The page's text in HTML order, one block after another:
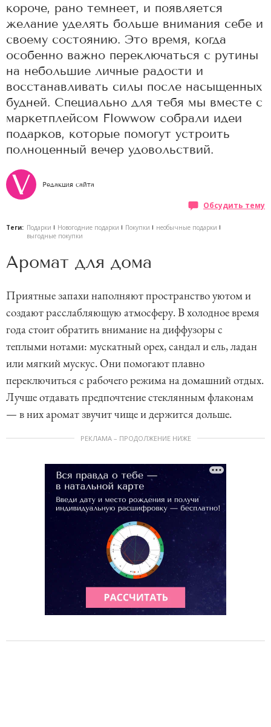
короче, рано темнеет, и появляется
желание уделять больше внимания себе и
своему состоянию. Это время, когда
особенно важно переключаться с рутины
на небольшие личные радости и
восстанавливать силы после насыщенных
будней. Специально для тебя мы вместе с
маркетплейсом Flowwow собрали идеи
подарков, которые помогут устроить
полноценный вечер удовольствий.
Редакция сайта
Обсудить тему
Теги: Подарки Новогодние подарки Покупки
необычные подарки
выгодные покупки
Аромат для дома
Приятные запахи наполняют пространство уютом и
создают расслабляющую атмосферу. В холодное время
года стоит обратить внимание на диффузоры с
теплыми нотами: мускатный орех, сандал и ель, ладан
или мягкий мускус. Они помогают плавно
переключиться с рабочего режима на домашний отдых.
Лучше отдавать предпочтение стеклянным флаконам
— в них аромат звучит чище и держится дольше.
РЕКЛАМА – ПРОДОЛЖЕНИЕ НИЖЕ